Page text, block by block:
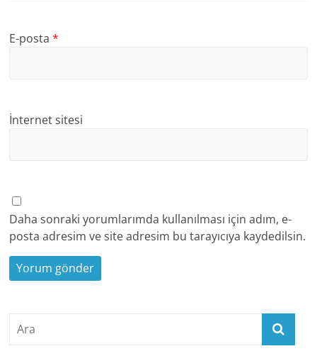
E-posta*
İnternet sitesi
Daha sonraki yorumlarımda kullanılması için adım, e-
posta adresim ve site adresim bu tarayıcıya kaydedilsin.